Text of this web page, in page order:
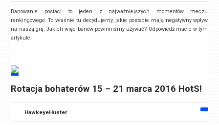
Banowanie postaci to jeden z najważniejszych momentów meczu
rankingowego. To właśnie tu decydujemy, jakie postacie mają negatywny wpływ
na naszą grę. Jakich więc banów powinniśmy używać? Odpowiedź macie w tym
artykule!
Rotacja bohaterów 15 – 21 marca 2016 HotS!
HawkeyeHunter